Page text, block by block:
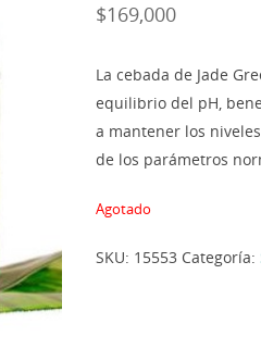
$169,000
La cebada de Jade
equilibrio del pH,
a mantener los
de los parámetros
Agotado
SKU: 15553 Categoría: